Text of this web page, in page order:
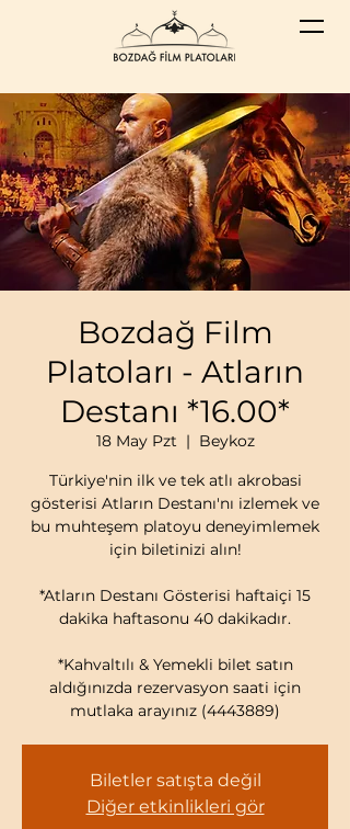
Bozdağ Film
Platoları - Atların
Destanı *16.00*
18 May Pzt
  |
Beykoz
Türkiye'nin ilk ve tek atlı akrobasi
gösterisi Atların Destanı'nı izlemek ve
bu muhteşem platoyu deneyimlemek
için biletinizi alın!
*Atların Destanı Gösterisi haftaiçi 15
dakika haftasonu 40 dakikadır.
*Kahvaltılı & Yemekli bilet satın
aldığınızda rezervasyon saati için
mutlaka arayınız (4443889)
Biletler satışta değil
Diğer etkinlikleri gör